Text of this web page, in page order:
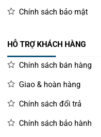
Chính sách bảo mật
HỖ TRỢ KHÁCH HÀNG
Chính sách bán hàng
Giao & hoàn hàng
Chính sách đổi trả
Chính sách bảo hành